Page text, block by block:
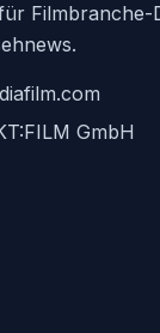
Filmbranche-
GmbH